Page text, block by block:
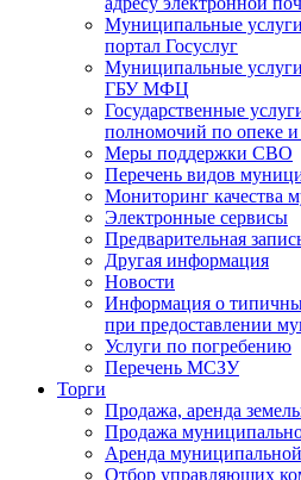
Муниципальные
портал Госуслуг
Муниципальные
ГБУ МФЦ
Государственные
полномочий по опеке и
Меры поддержки СВО
Перечень видов
Мониторинг качества
Электронные сервисы
Предварительная
Другая информация
Новости
Информация о
при предоставлении
Услуги по погребению
Перечень МСЗУ
Торги
Продажа, аренда
Продажа
Аренда
Отбор управляющих